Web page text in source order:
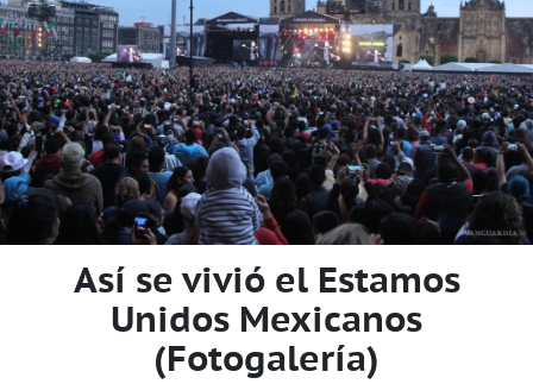
Así se vivió el Estamos
Unidos Mexicanos
(Fotogalería)